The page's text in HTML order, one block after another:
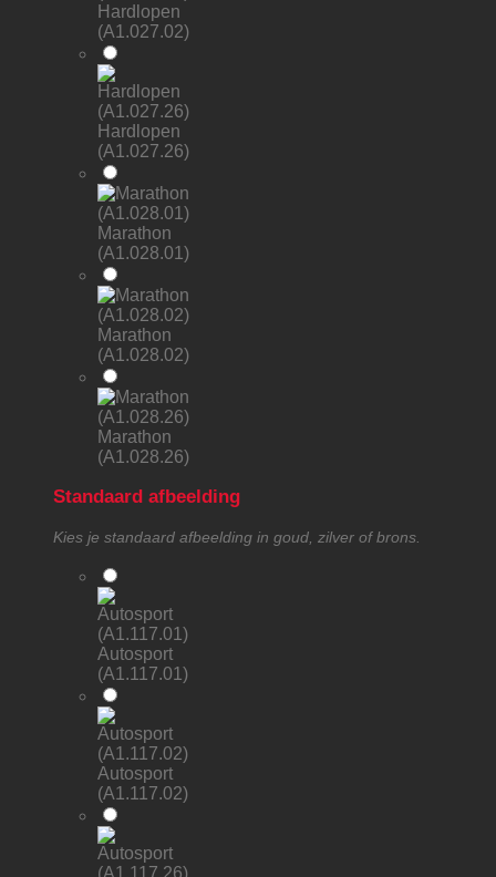
Hardlopen
(A1.027.02)
Hardlopen
(A1.027.26)
Marathon
(A1.028.01)
Marathon
(A1.028.02)
Marathon
(A1.028.26)
Standaard afbeelding
Kies je standaard afbeelding in goud, zilver of brons.
Autosport
(A1.117.01)
Autosport
(A1.117.02)